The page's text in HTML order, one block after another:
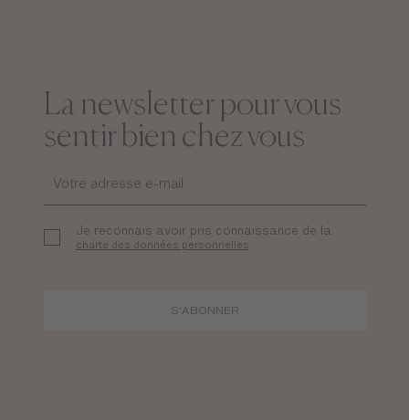
La newsletter pour vous
sentir bien chez vous
Je reconnais avoir pris connaissance de la
charte des données personnelles
S'ABONNER